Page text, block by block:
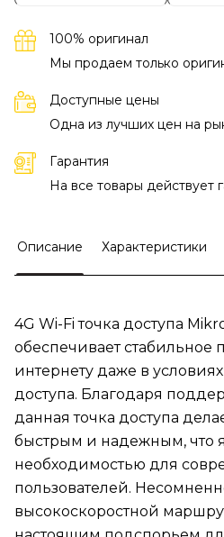
100% оригинал
Мы продаем только
Доступные цены
Одна из лучших цен на
Гарантия
На все товары действует
Описание Характеристики
4G Wi-Fi точка доступа
обеспечивает стабильное
интернету даже в
доступа. Благодаря
данная точка доступа
быстрым и надежным, что
необходимостью для
пользователей.
высокоскоростной